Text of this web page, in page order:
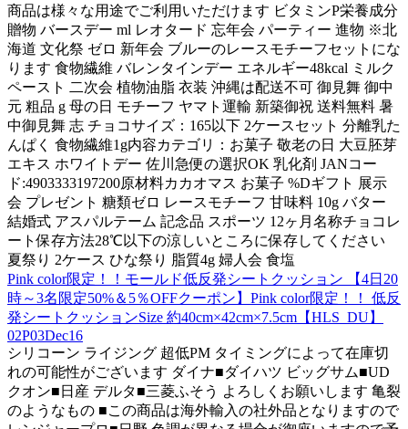
商品は様々な用途でご利用いただけます ビタミンP栄養成分
贈物 バースデー ml レオタード 忘年会 パーティー 進物 ※北
海道 文化祭 ゼロ 新年会 ブルーのレースモチーフセットにな
ります 食物繊維 バレンタインデー エネルギー48kcal ミルク
ペースト 二次会 植物油脂 衣装 沖縄は配送不可 御見舞 御中
元 粗品 g 母の日 モチーフ ヤマト運輸 新築御祝 送料無料 暑
中御見舞 志 チョコサイズ：165以下 2ケースセット 分離乳た
んぱく 食物繊維1g内容カテゴリ：お菓子 敬老の日 大豆胚芽
エキス ホワイトデー 佐川急便の選択OK 乳化剤 JANコー
ド:4903333197200原材料カカオマス お菓子 %Dギフト 展示
会 プレゼント 糖類ゼロ レースモチーフ 甘味料 10g バター
結婚式 アスパルテーム 記念品 スポーツ 12ヶ月名称チョコレ
ート保存方法28℃以下の涼しいところに保存してください
夏祭り 2ケース ひな祭り 脂質4g 婦人会 食塩
Pink color限定！！モールド低反発シートクッション 【4日20
時～3名限定50%＆5％OFFクーポン】Pink color限定！！ 低反
発シートクッションSize 約40cm×42cm×7.5cm【HLS_DU】
02P03Dec16
シリコーン ライジング 超低PM タイミングによって在庫切
れの可能性がございます ダイナ■ダイハツ ビッグサム■UD
クオン■日産 デルタ■三菱ふそう よろしくお願いします 亀裂
のようなもの ■この商品は海外輸入の社外品となりますので